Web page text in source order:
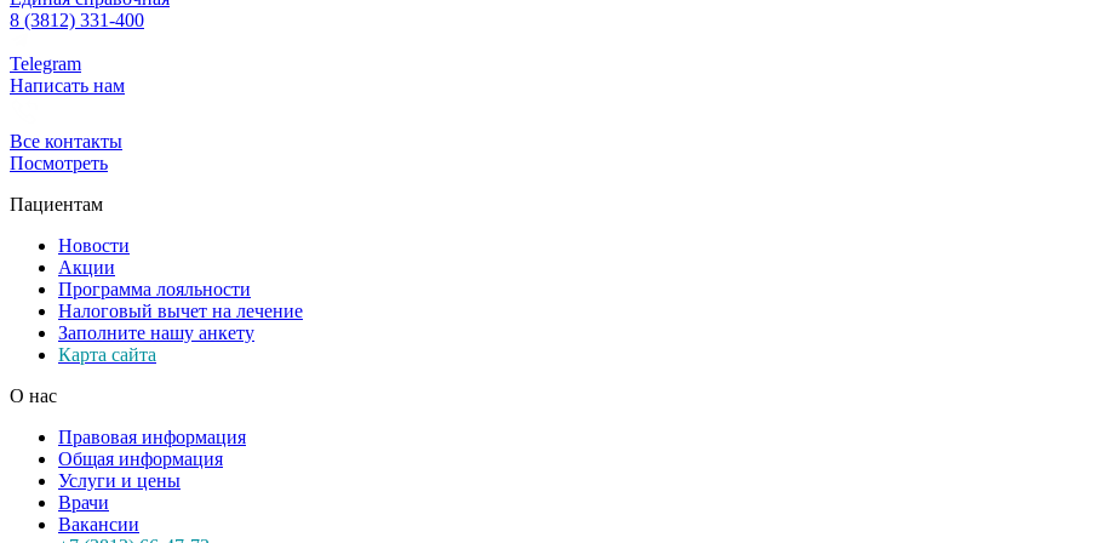
8 (3812) 331-400
Telegram
Написать нам
Все контакты
Посмотреть
Пациентам
Новости
Акции
Программа лояльности
Налоговый вычет на лечение
Заполните нашу анкету
Карта сайта
О нас
Правовая информация
Общая информация
Услуги и цены
Врачи
Вакансии